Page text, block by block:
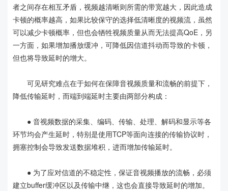
者之间存在相互矛盾，视频越清晰则所需的带宽越大，因此造成
卡顿的概率越高，如果比较保守的选择低清晰度的视频流，虽然
可以减少卡顿概率，但也会牺牲视频质量从而无法提高QoE，另
一方面，如果增加播放缓冲，可降低因信道抖动而导致的卡顿，
但也将导致延时的增大。
可见研究难点在于如何在保障音视频质量和流畅的前提下，
降低传输延时，而端到端延时主要由两部分构成：
● 音视频数据的采集、编码、传输、处理、解码和显示等各
环节均会产生延时，特别是使用TCP等面向连接的传输协议时，
拥塞控制会导致发送数据堆积，进而增加传输延时。
● 为了应对信道的不稳定性，保证音视频播放的流畅，必须
建立buffer缓冲区以及传输中继，这也会直接导致延时的增加。